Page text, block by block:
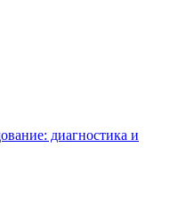
диагностика и